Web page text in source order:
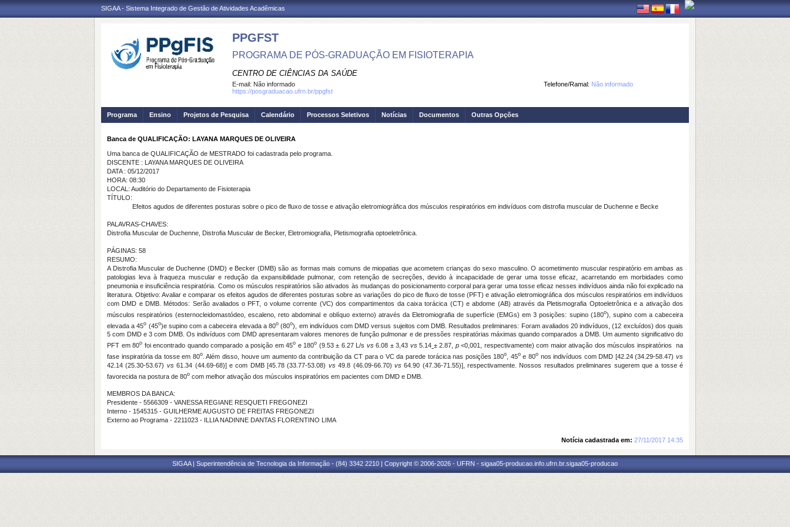
SIGAA - Sistema Integrado de Gestão de Atividades Acadêmicas
PPGFST
PROGRAMA DE PÓS-GRADUAÇÃO EM FISIOTERAPIA
CENTRO DE CIÊNCIAS DA SAÚDE
Telefone/Ramal: Não informado
E-mail: Não informado
https://posgraduacao.ufrn.br/ppgfst
Programa Ensino Projetos de Pesquisa Calendário Processos Seletivos Notícias Documentos Outras Opções
Banca de QUALIFICAÇÃO: LAYANA MARQUES DE OLIVEIRA
Uma banca de QUALIFICAÇÃO de MESTRADO foi cadastrada pelo programa.
DISCENTE : LAYANA MARQUES DE OLIVEIRA
DATA : 05/12/2017
HORA: 08:30
LOCAL: Auditório do Departamento de Fisioterapia
TÍTULO:
Efeitos agudos de diferentes posturas sobre o pico de fluxo de tosse e ativação eletromiográfica dos músculos respiratórios em indivíduos com distrofia muscular de Duchenne e Becke
PALAVRAS-CHAVES:
Distrofia Muscular de Duchenne, Distrofia Muscular de Becker, Eletromiografia, Pletismografia optoeletrônica.
PÁGINAS: 58
RESUMO:
A Distrofia Muscular de Duchenne (DMD) e Becker (DMB) são as formas mais comuns de miopatias que acometem crianças do sexo masculino. O acometimento muscular respiratório em ambas as
patologias leva à fraqueza muscular e redução da expansibilidade pulmonar, com retenção de secreções, devido à incapacidade de gerar uma tosse eficaz, acarretando em morbidades como
pneumonia e insuficiência respiratória. Como os músculos respiratórios são ativados às mudanças do posicionamento corporal para gerar uma tosse eficaz nesses indivíduos ainda não foi explicado na
literatura. Objetivo: Avaliar e comparar os efeitos agudos de diferentes posturas sobre as variações do pico de fluxo de tosse (PFT) e ativação eletromiográfica dos músculos respiratórios em indivíduos
com DMD e DMB. Métodos: Serão avaliados o PFT, o volume corrente (VC) dos compartimentos da caixa torácica (CT) e abdome (AB) através da Pletismografia Optoeletrônica e a ativação dos
músculos respiratórios (esternocleidomastódeo, escaleno, reto abdominal e oblíquo externo) através da Eletromiografia de superfície (EMGs) em 3 posições: supino (180o), supino com a cabeceira
elevada a 45o (45o)e supino com a cabeceira elevada a 80o (80o), em indivíduos com DMD versus sujeitos com DMB. Resultados preliminares: Foram avaliados 20 indivíduos, (12 excluídos) dos quais
5 com DMD e 3 com DMB. Os indivíduos com DMD apresentaram valores menores de função pulmonar e de pressões respiratórias máximas quando comparados a DMB. Um aumento significativo do
PFT em 80o foi encontrado quando comparado a posição em 45o e 180o (9.53 ± 6.27 L/s vs6.08 ± 3,43 vs5.14 ± 2.87, p<0,001, respectivamente) com maior ativação dos músculos inspiratórios na
fase inspiratória da tosse em 80o. Além disso, houve um aumento da contribuição da CT para o VC da parede torácica nas posições 180o , 45oe 80o nos indivíduos com DMD [42.24 (34.29-58.47)vs
42.14 (25.30-53.67) vs61.34 (44.69-68)] e com DMB [45.78 (33.77-53.08) vs 49.8 (46.09-66.70) vs64.90 (47.36-71.55)], respectivamente. Nossos resultados preliminares sugerem que a tosse é
favorecida na postura de 80o com melhor ativação dos músculos inspiratórios em pacientes com DMD e DMB.
MEMBROS DA BANCA:
Presidente - 5566309 - VANESSA REGIANE RESQUETI FREGONEZI
Interno - 1545315 - GUILHERME AUGUSTO DE FREITAS FREGONEZI
Externo ao Programa - 2211023 - ILLIA NADINNE DANTAS FLORENTINO LIMA
Notícia cadastrada em: 27/11/2017 14:35
SIGAA | Superintendência de Tecnologia da Informação - (84) 3342 2210 | Copyright © 2006-2026 - UFRN - sigaa05-producao.info.ufrn.br.sigaa05-producao